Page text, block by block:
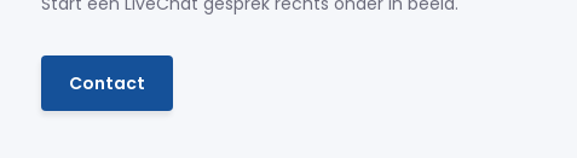
Contact